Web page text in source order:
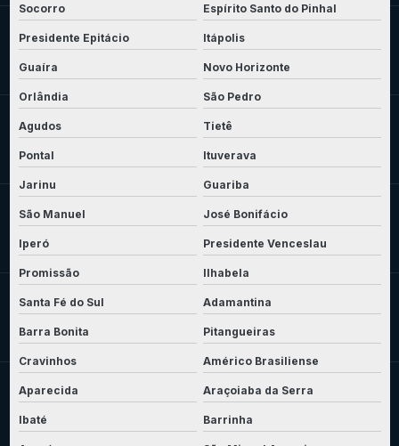
Socorro Espírito Santo do Pinhal
Presidente Epitácio Itápolis
Guaíra Novo Horizonte
Orlândia São Pedro
Agudos Tietê
Pontal Ituverava
Jarinu Guariba
São Manuel José Bonifácio
Iperó Presidente Venceslau
Promissão Ilhabela
Santa Fé do Sul Adamantina
Barra Bonita Pitangueiras
Cravinhos Américo Brasiliense
Aparecida Araçoiaba da Serra
Ibaté Barrinha